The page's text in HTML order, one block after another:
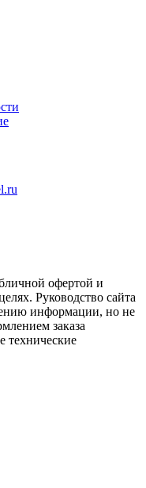
офертой и
Руководство сайта
информации, но не
заказа
технические